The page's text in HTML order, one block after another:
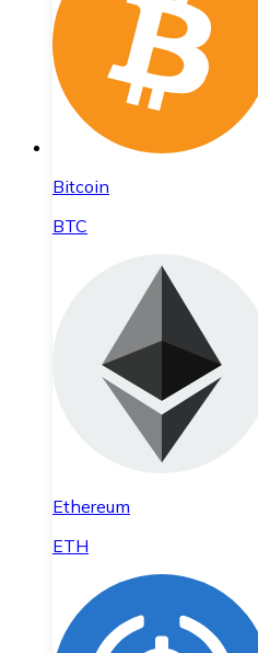
Bitcoin
BTC
Ethereum
ETH